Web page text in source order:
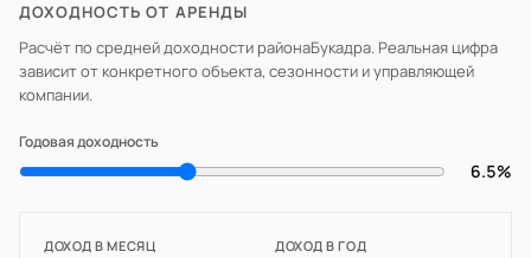
ДОХОДНОСТЬ ОТ АРЕНДЫ
Расчёт по средней доходности районаБукадра. Реальная цифра
зависит от конкретного объекта, сезонности и управляющей
компании.
Годовая доходность
6.5%
ДОХОД В МЕСЯЦ ДОХОД В ГОД